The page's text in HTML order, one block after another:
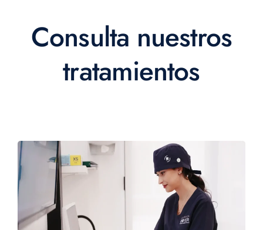
Consulta nuestros
tratamientos